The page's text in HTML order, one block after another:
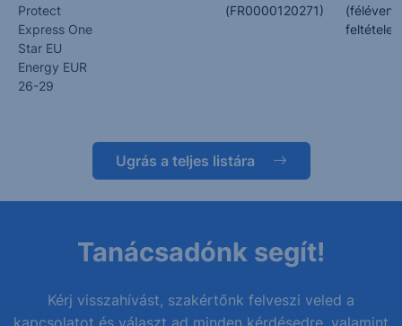
Protect
Express One
Star EU
Energy EUR
26-29
(FR0000120271)
Ugrás a teljes listára
Tanácsadónk segít!
Kérj visszahívást, szakértőnk felveszi veled a